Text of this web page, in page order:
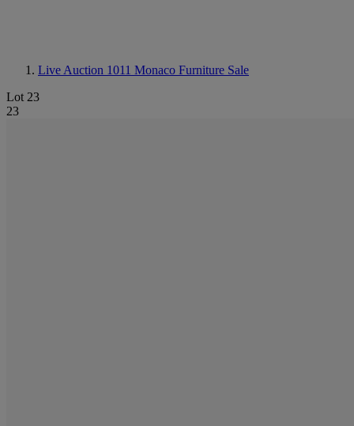
Live Auction 1011 Monaco Furniture Sale
Lot 23
23